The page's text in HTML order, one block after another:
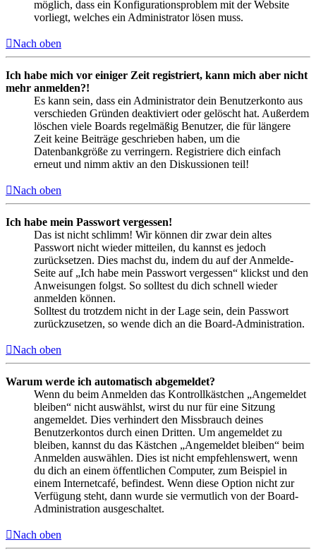
möglich, dass ein Konfigurationsproblem mit der Website
vorliegt, welches ein Administrator lösen muss.
Nach oben
Ich habe mich vor einiger Zeit registriert, kann mich aber nicht
mehr anmelden?!
Es kann sein, dass ein Administrator dein Benutzerkonto aus
verschieden Gründen deaktiviert oder gelöscht hat. Außerdem
löschen viele Boards regelmäßig Benutzer, die für längere
Zeit keine Beiträge geschrieben haben, um die
Datenbankgröße zu verringern. Registriere dich einfach
erneut und nimm aktiv an den Diskussionen teil!
Nach oben
Ich habe mein Passwort vergessen!
Das ist nicht schlimm! Wir können dir zwar dein altes
Passwort nicht wieder mitteilen, du kannst es jedoch
zurücksetzen. Dies machst du, indem du auf der Anmelde-
Seite auf „Ich habe mein Passwort vergessen“ klickst und den
Anweisungen folgst. So solltest du dich schnell wieder
anmelden können.
Solltest du trotzdem nicht in der Lage sein, dein Passwort
zurückzusetzen, so wende dich an die Board-Administration.
Nach oben
Warum werde ich automatisch abgemeldet?
Wenn du beim Anmelden das Kontrollkästchen „Angemeldet
bleiben“ nicht auswählst, wirst du nur für eine Sitzung
angemeldet. Dies verhindert den Missbrauch deines
Benutzerkontos durch einen Dritten. Um angemeldet zu
bleiben, kannst du das Kästchen „Angemeldet bleiben“ beim
Anmelden auswählen. Dies ist nicht empfehlenswert, wenn
du dich an einem öffentlichen Computer, zum Beispiel in
einem Internetcafé, befindest. Wenn diese Option nicht zur
Verfügung steht, dann wurde sie vermutlich von der Board-
Administration ausgeschaltet.
Nach oben